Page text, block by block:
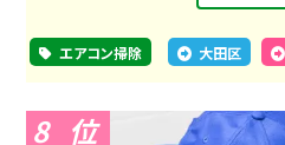
エアコン掃除 大田区
8